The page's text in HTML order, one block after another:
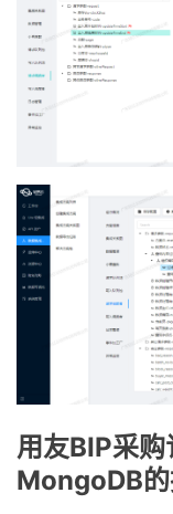
用友BIP采
MongoDB